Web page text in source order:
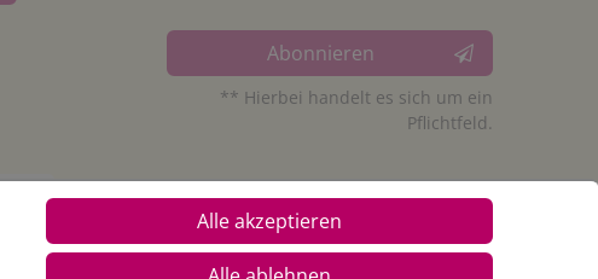
Abonnieren
** Hierbei handelt es sich um ein
Pflichtfeld.
Alle akzeptieren